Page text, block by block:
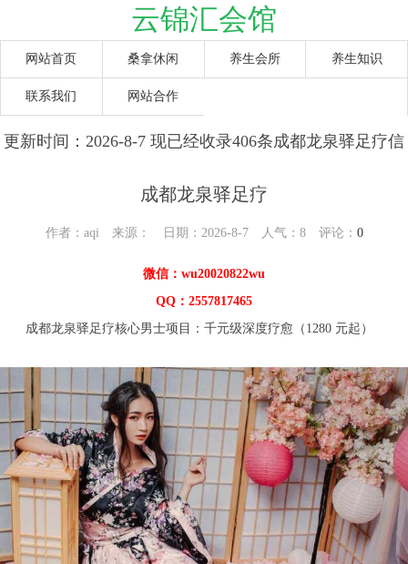
云锦汇会馆
网站首页 桑拿休闲 养生会所 养生知识
联系我们 网站合作
更新时间：2026-8-7 现已经收录406条成都龙泉驿足疗信
成都龙泉驿足疗
作者：aqi 来源： 日期：2026-8-7 人气： 8评论： 0
微信：wu20020822wu
QQ：2557817465
成都龙泉驿足疗核心男士项目：千元级深度疗愈（1280 元起）